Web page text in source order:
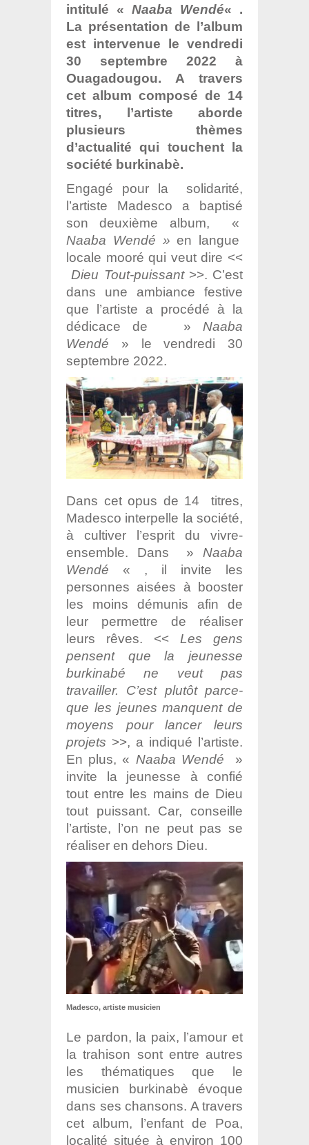
intitulé « Naaba Wendé« .
La présentation de l’album
est intervenue le vendredi
30 septembre 2022 à
Ouagadougou. A travers
cet album composé de 14
titres, l’artiste aborde
plusieurs thèmes
d’actualité qui touchent la
société burkinabè.
Engagé pour la solidarité,
l’artiste Madesco a baptisé
son deuxième album, «
Naaba Wendé »en langue
locale mooré qui veut dire <<
Dieu Tout-puissant>>. C’est
dans une ambiance festive
que l’artiste a procédé à la
dédicace de » Naaba
Wendé » le vendredi 30
septembre 2022.
Dans cet opus de 14 titres,
Madesco interpelle la société,
à cultiver l’esprit du vivre-
ensemble. Dans » Naaba
Wendé « , il invite les
personnes aisées à booster
les moins démunis afin de
leur permettre de réaliser
leurs rêves. << Les gens
pensent que la jeunesse
burkinabé ne veut pas
travailler. C’est plutôt parce-
que les jeunes manquent de
moyens pour lancer leurs
projets >>, a indiqué l’artiste.
En plus, « Naaba Wendé »
invite la jeunesse à confié
tout entre les mains de Dieu
tout puissant. Car, conseille
l’artiste, l’on ne peut pas se
réaliser en dehors Dieu.
Madesco, artiste musicien
Le pardon, la paix, l’amour et
la trahison sont entre autres
les thématiques que le
musicien burkinabè évoque
dans ses chansons. A travers
cet album, l’enfant de Poa,
localité située à environ 100